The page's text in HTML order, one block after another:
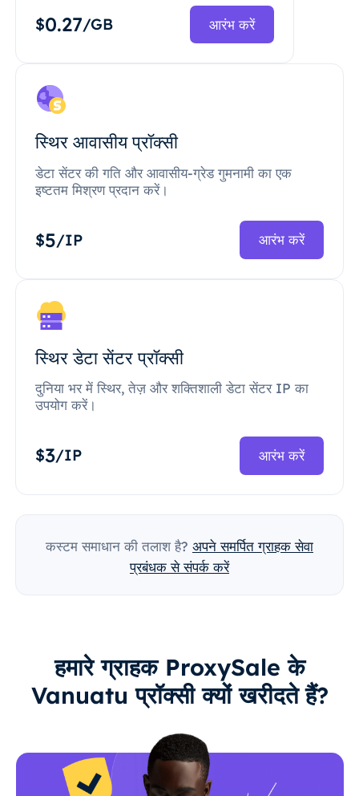
$0.27/GB आरंभ करें
स्थिर आवासीय प्रॉक्सी
डेटा सेंटर की गति और आवासीय-ग्रेड गुमनामी का एक
इष्टतम मिश्रण प्रदान करें।
$5/IP आरंभ करें
स्थिर डेटा सेंटर प्रॉक्सी
दुनिया भर में स्थिर, तेज़ और शक्तिशाली डेटा सेंटर IP का
उपयोग करें।
$3/IP आरंभ करें
कस्टम समाधान की तलाश है? अपने समर्पित ग्राहक सेवा
प्रबंधक से संपर्क करें
हमारे ग्राहक ProxySale के
Vanuatu प्रॉक्सी क्यों खरीदते हैं?